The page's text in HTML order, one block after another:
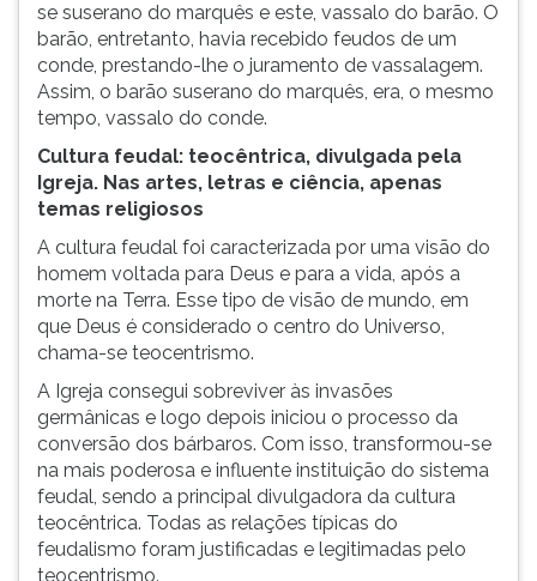
se suserano do marquês e este, vassalo do barão. O
barão, entretanto, havia recebido feudos de um
conde, prestando-lhe o juramento de vassalagem.
Assim, o barão suserano do marquês, era, o mesmo
tempo, vassalo do conde.
Cultura feudal: teocêntrica, divulgada pela
Igreja. Nas artes, letras e ciência, apenas
temas religiosos
A cultura feudal foi caracterizada por uma visão do
homem voltada para Deus e para a vida, após a
morte na Terra. Esse tipo de visão de mundo, em
que Deus é considerado o centro do Universo,
chama-se teocentrismo.
A Igreja consegui sobreviver às invasões
germânicas e logo depois iniciou o processo da
conversão dos bárbaros. Com isso, transformou-se
na mais poderosa e influente instituição do sistema
feudal, sendo a principal divulgadora da cultura
teocêntrica. Todas as relações típicas do
feudalismo foram justificadas e legitimadas pelo
teocentrismo.